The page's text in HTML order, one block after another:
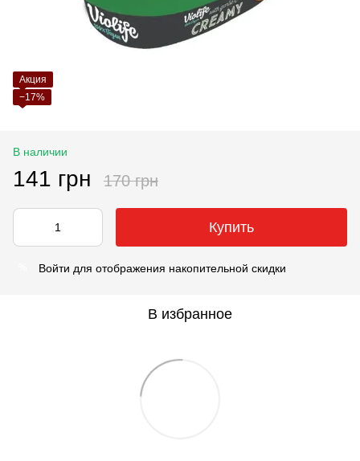
Акция
−17%
В наличии
141 грн 170 грн
Купить
Войти для отображения накопительной скидки
В избранное